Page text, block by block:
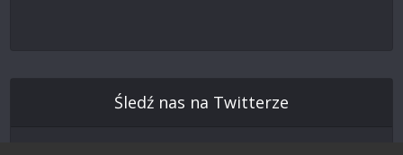
Śledź nas na Twitterze